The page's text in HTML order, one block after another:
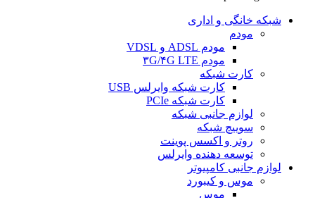
شبکه خانگی و اداری
مودم
مودم ADSL و VDSL
مودم ۳G/۴G LTE
کارت شبکه
کارت شبکه وایرلس USB
کارت شبکه PCIe
لوازم جانبی شبکه
سوییچ شبکه
روتر و اکسس پوینت
توسعه دهنده وایرلس
لوازم جانبی کامپیوتر
موس و کیبورد
موس